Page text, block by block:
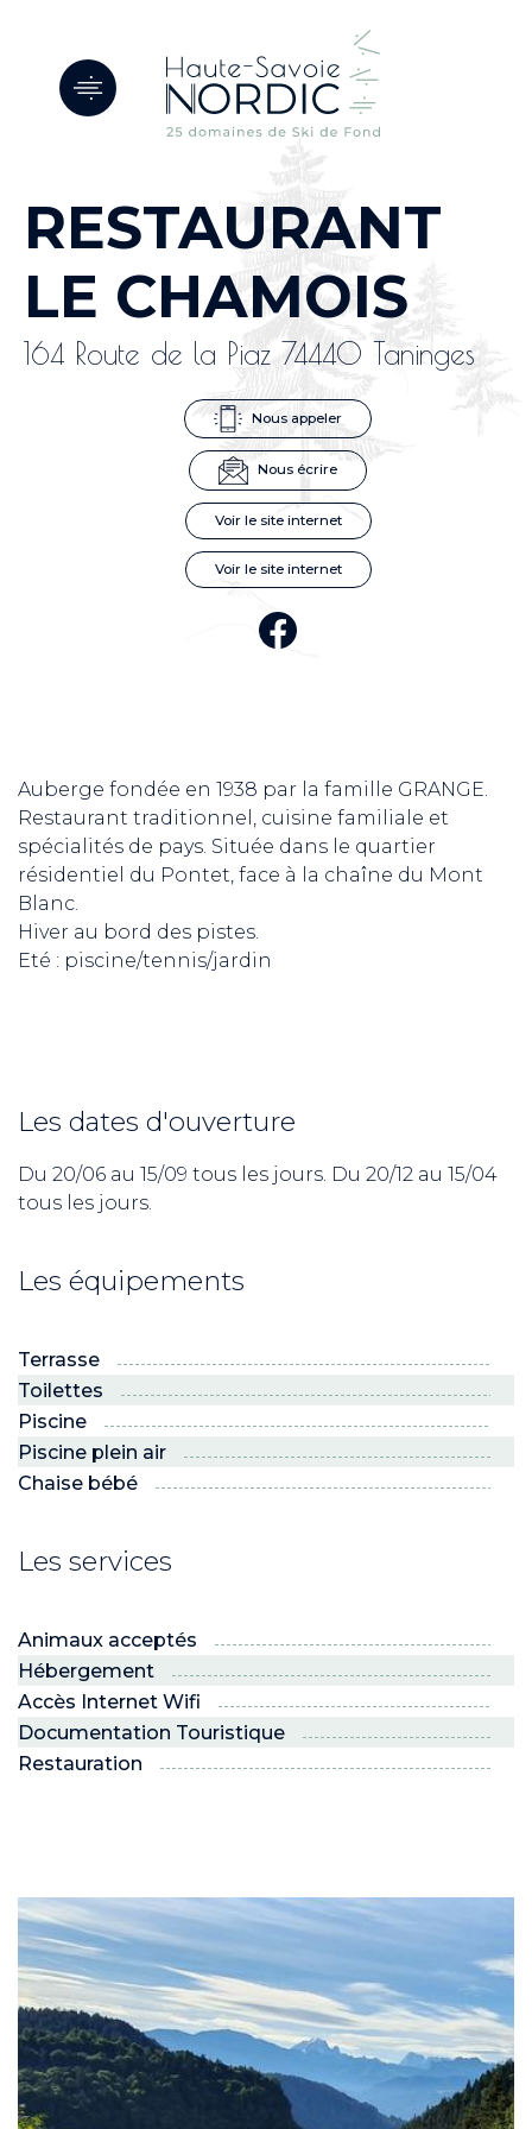
NORDIC
Nordic
RESTAURANT
LE CHAMOIS
164 Route de la Piaz 74440 Taninges
Nous appeler
Nous écrire
Voir le site internet
Voir le site internet
Auberge fondée en 1938 par la famille GRANGE.
Restaurant traditionnel, cuisine familiale et
spécialités de pays. Située dans le quartier
résidentiel du Pontet, face à la chaîne du Mont
Blanc.
Hiver au bord des pistes.
Eté : piscine/tennis/jardin
Les dates d'ouverture
Du 20/06 au 15/09 tous les jours. Du 20/12 au 15/04
tous les jours.
Les équipements
Terrasse
Toilettes
Piscine
Piscine plein air
Chaise bébé
Les services
Animaux acceptés
Hébergement
Accès Internet Wifi
Documentation Touristique
Restauration